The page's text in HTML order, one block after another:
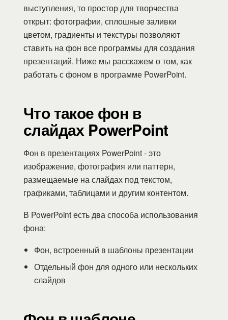
выступления, то простор для творчества
открыт: фотографии, сплошные заливки
цветом, градиенты и текстуры позволяют
ставить на фон все программы для создания
презентаций. Ниже мы расскажем о том, как
работать с фоном в программе PowerPoint.
Что такое фон в
слайдах PowerPoint
Фон в презентациях PowerPoint - это
изображение, фотография или паттерн,
размещаемые на слайдах под текстом,
графиками, таблицами и другим контентом.
В PowerPoint есть два способа использования
фона:
Фон, встроенный в шаблоны презентации
Отдельный фон для одного или нескольких
слайдов